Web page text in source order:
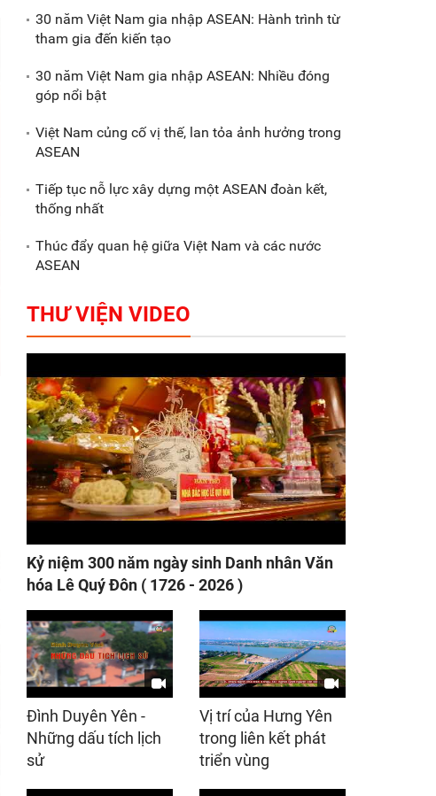
các doanh nghiệp,
doanh nghiệp
30 năm Việt Nam gia nhập ASEAN: Hành trình từ
tham gia đến kiến tạo
30 năm Việt Nam gia nhập ASEAN: Nhiều đóng
góp nổi bật
Việt Nam củng cố vị thế, lan tỏa ảnh hưởng trong
ASEAN
Tiếp tục nỗ lực xây dựng một ASEAN đoàn kết,
thống nhất
Thúc đẩy quan hệ giữa Việt Nam và các nước
ASEAN
THƯ VIỆN VIDEO
Kỷ niệm 300 năm ngày sinh Danh nhân Văn
hóa Lê Quý Đôn ( 1726 - 2026 )
Đình Duyên Yên -
Những dấu tích lịch
sử
Vị trí của Hưng Yên
trong liên kết phát
triển vùng